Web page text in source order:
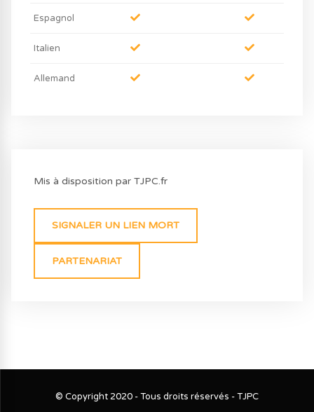
Espagnol
Italien
Allemand
Mis à disposition par TJPC.fr
SIGNALER UN LIEN MORT
PARTENARIAT
© Copyright 2020 - Tous droits réservés - TJPC